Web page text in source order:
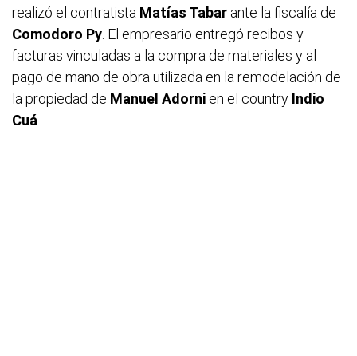
realizó el contratista Matías Tabar ante la fiscalía de
Comodoro Py . El empresario entregó recibos y
facturas vinculadas a la compra de materiales y al
pago de mano de obra utilizada en la remodelación de
la propiedad de Manuel Adorni en el country Indio
Cuá